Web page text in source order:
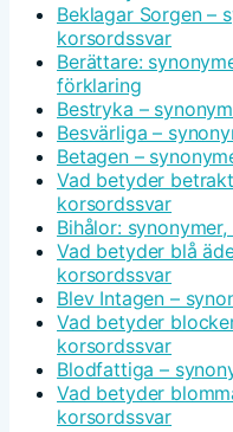
Beklagar Sorgen –
korsordssvar
Berättare:
förklaring
Bestryka –
Besvärliga –
Betagen –
Vad betyder
korsordssvar
Bihålor:
Vad betyder blå
korsordssvar
Blev Intagen –
Vad betyder
korsordssvar
Blodfattiga –
Vad betyder
korsordssvar